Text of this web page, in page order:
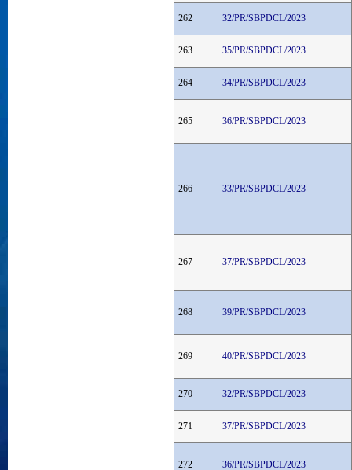
262 32/PR/SBPDCL/2023
263 35/PR/SBPDCL/2023
264 34/PR/SBPDCL/2023
265 36/PR/SBPDCL/2023
266 33/PR/SBPDCL/2023
267 37/PR/SBPDCL/2023
268 39/PR/SBPDCL/2023
269 40/PR/SBPDCL/2023
270 32/PR/SBPDCL/2023
271 37/PR/SBPDCL/2023
272 36/PR/SBPDCL/2023